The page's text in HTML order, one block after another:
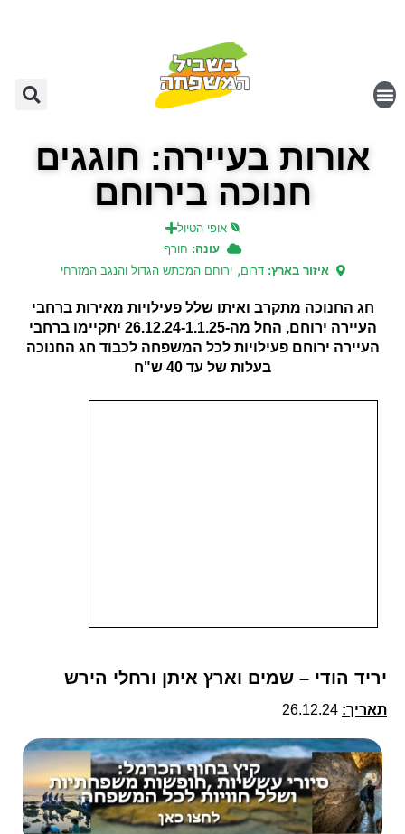
אורות בעיירה: חוגגים
חנוכה בירוחם
אופי הטיול
עונה: חורף
איזור בארץ:דרום, ירוחם המכתש הגדול והנגב המזרחי
חג החנוכה מתקרב ואיתו שלל פעילויות מאירות ברחבי
העיירה ירוחם, החל מה-26.12.24-1.1.25 יתקיימו ברחבי
העיירה ירוחם פעילויות לכל המשפחה לכבוד חג החנוכה
בעלות של עד 40 ש"ח
יריד הודי – שמים וארץ איתן ורחלי הירש
תאריך: